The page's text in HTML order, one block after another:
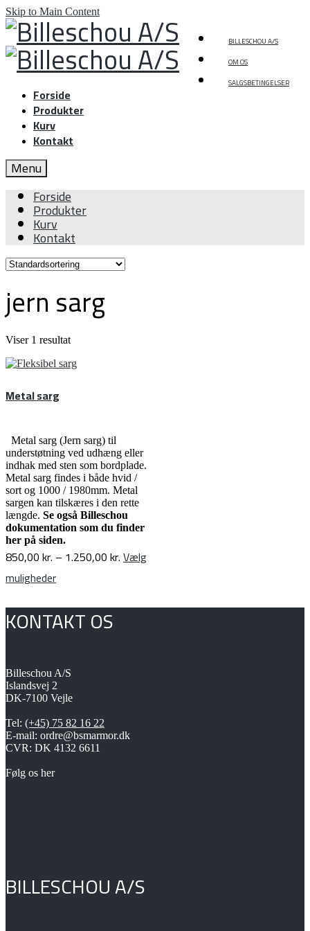
Skip to Main Content
BILLESCHOU A/S
OM OS
SALGSBETINGELSER
Forside
Produkter
Kurv
Kontakt
Menu
Forside
Produkter
Kurv
Kontakt
jern sarg
Viser 1 resultat
Metal sarg
Metal sarg (Jern sarg) til
understøtning ved udhæng eller
indhak med sten som bordplade.
Metal sarg findes i både hvid /
sort og 1000 / 1980mm. Metal
sargen kan tilskæres i den rette
længde. Se også Billeschou
dokumentation som du finder
her på siden.
850,00kr. – 1.250,00kr.Prisinterval:
Vælg
mulighedervare
flere
varianter.
på
varesiden
KONTAKT OS
Billeschou A/S
Islandsvej 2
DK-7100 Vejle
Tel: (+45) 75 82 16 22
E-mail: ordre@bsmarmor.dk
CVR: DK 4132 6611
Følg os her
BILLESCHOU A/S